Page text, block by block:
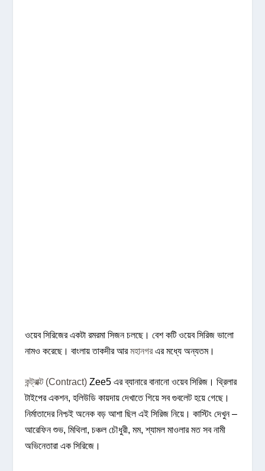
ওয়েব সিরিজের একটা রমরমা সিজন চলছে। বেশ কটি ওয়েব সিরিজ ভালো
নামও করেছে। বাংলায় তাকদীর আরমহানগরএর মধ্যে অন্যতম।
কন্ট্রাক্ট (Contract) Zee5 এর ব্যানারে বানানো ওয়েব সিরিজ। থ্রিলার
টাইপের একশন, হলিউডি কায়দায় দেখাতে গিয়ে সব গুবলেট হয়ে গেছে।
নির্মাতাদের নিশ্চই অনেক বড় আশা ছিল এই সিরিজ নিয়ে। কাস্টিং দেখুন –
আরেফিন শুভ, মিথিলা, চঞ্চল চৌধুরী, মম, শ্যামল মাওলার মত সব নামী
অভিনেতারা এক সিরিজে।